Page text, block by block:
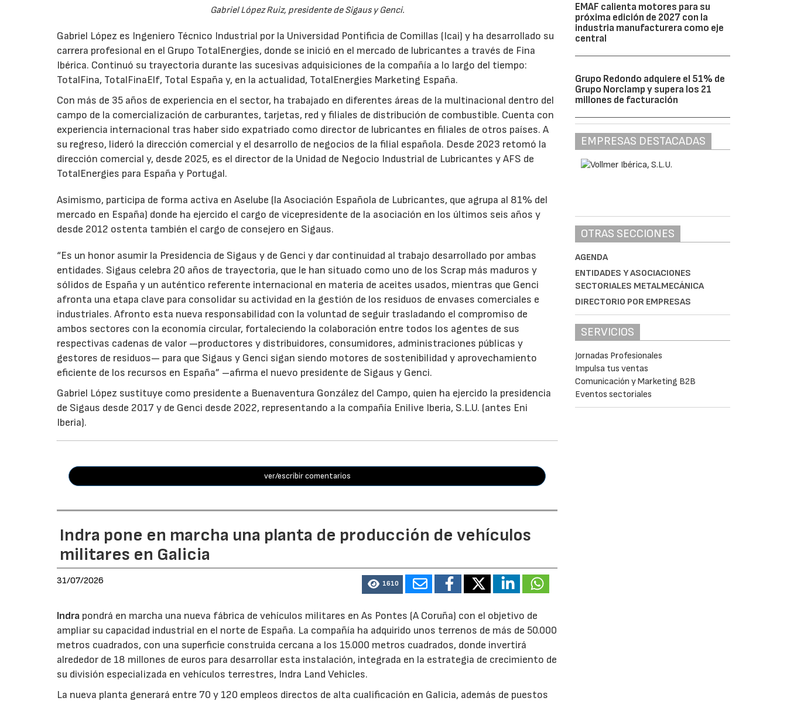
Gabriel López Ruiz, presidente de Sigaus y Genci.
Gabriel López es Ingeniero Técnico Industrial por la Universidad Pontificia de Comillas (Icai) y ha desarrollado su
carrera profesional en el Grupo TotalEnergies, donde se inició en el mercado de lubricantes a través de Fina
Ibérica. Continuó su trayectoria durante las sucesivas adquisiciones de la compañía a lo largo del tiempo:
TotalFina, TotalFinaElf, Total España y, en la actualidad, TotalEnergies Marketing España.
Con más de 35 años de experiencia en el sector, ha trabajado en diferentes áreas de la multinacional dentro del
campo de la comercialización de carburantes, tarjetas, red y filiales de distribución de combustible. Cuenta con
experiencia internacional tras haber sido expatriado como director de lubricantes en filiales de otros países. A
su regreso, lideró la dirección comercial y el desarrollo de negocios de la filial española. Desde 2023 retomó la
dirección comercial y, desde 2025, es el director de la Unidad de Negocio Industrial de Lubricantes y AFS de
TotalEnergies para España y Portugal.
Asimismo, participa de forma activa en Aselube (la Asociación Española de Lubricantes, que agrupa al 81% del
mercado en España) donde ha ejercido el cargo de vicepresidente de la asociación en los últimos seis años y
desde 2012 ostenta también el cargo de consejero en Sigaus.
“Es un honor asumir la Presidencia de Sigaus y de Genci y dar continuidad al trabajo desarrollado por ambas
entidades. Sigaus celebra 20 años de trayectoria, que le han situado como uno de los Scrap más maduros y
sólidos de España y un auténtico referente internacional en materia de aceites usados, mientras que Genci
afronta una etapa clave para consolidar su actividad en la gestión de los residuos de envases comerciales e
industriales. Afronto esta nueva responsabilidad con la voluntad de seguir trasladando el compromiso de
ambos sectores con la economía circular, fortaleciendo la colaboración entre todos los agentes de sus
respectivas cadenas de valor —productores y distribuidores, consumidores, administraciones públicas y
gestores de residuos— para que Sigaus y Genci sigan siendo motores de sostenibilidad y aprovechamiento
eficiente de los recursos en España” –afirma el nuevo presidente de Sigaus y Genci.
Gabriel López sustituye como presidente a Buenaventura González del Campo, quien ha ejercido la presidencia
de Sigaus desde 2017 y de Genci desde 2022, representando a la compañía Enilive Iberia, S.L.U. (antes Eni
Iberia).
ver/escribir comentarios
Indra pone en marcha una planta de producción de vehículos
militares en Galicia
31/07/2026 1610
Indra pondrá en marcha una nueva fábrica de vehículos militares en As Pontes (A Coruña) con el objetivo de
ampliar su capacidad industrial en el norte de España. La compañía ha adquirido unos terrenos de más de 50.000
metros cuadrados, con una superficie construida cercana a los 15.000 metros cuadrados, donde invertirá
alrededor de 18 millones de euros para desarrollar esta instalación, integrada en la estrategia de crecimiento de
su división especializada en vehículos terrestres, Indra Land Vehicles.
La nueva planta generará entre 70 y 120 empleos directos de alta cualificación en Galicia, además de puestos
EMAF calienta motores para su
próxima edición de 2027 con la
industria manufacturera como eje
central
Grupo Redondo adquiere el 51% de
Grupo Norclamp y supera los 21
millones de facturación
EMPRESAS DESTACADAS
OTRAS SECCIONES
AGENDA
ENTIDADES Y ASOCIACIONES
SECTORIALES METALMECÁNICA
DIRECTORIO POR EMPRESAS
SERVICIOS
Jornadas Profesionales
Impulsa tus ventas
Comunicación y Marketing B2B
Eventos sectoriales